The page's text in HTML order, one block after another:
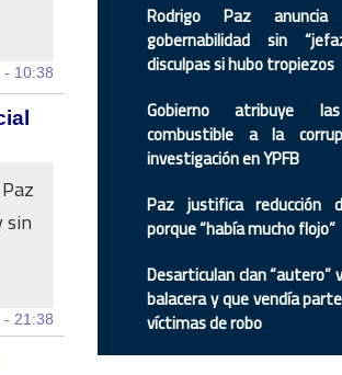
- 10:38
sin
- 21:38
Rodrigo Paz
gobernabilidad sin
disculpas si hubo tropiezos
Gobierno atribuye
combustible a la
investigación en YPFB
Paz justifica reducción
porque “había mucho flojo”
Desarticulan clan “autero”
balacera y que vendía
víctimas de robo